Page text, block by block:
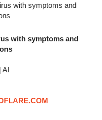
with symptoms and
AI